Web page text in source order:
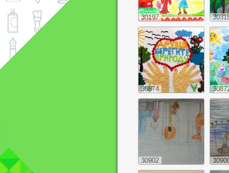
30197
30874
30902